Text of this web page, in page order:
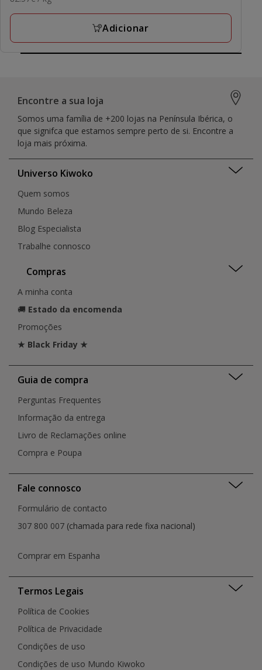
KG
Adicionar
Encontre a sua loja
Somos uma família de +200 lojas na Península Ibérica, o
que signifca que estamos sempre perto de si. Encontre a
loja mais próxima.
Universo Kiwoko
Quem somos
Mundo Beleza
Blog Especialista
Trabalhe connosco
Compras
A minha conta
🚚 Estado da encomenda
Promoções
★ Black Friday ★
Guia de compra
Perguntas Frequentes
Informação da entrega
Livro de Reclamações online
Compra e Poupa
Fale connosco
Formulário de contacto
307 800 007 (chamada para rede fixa nacional)
Comprar em Espanha
Termos Legais
Política de Cookies
Política de Privacidade
Condições de uso
Condições de uso Mundo Kiwoko